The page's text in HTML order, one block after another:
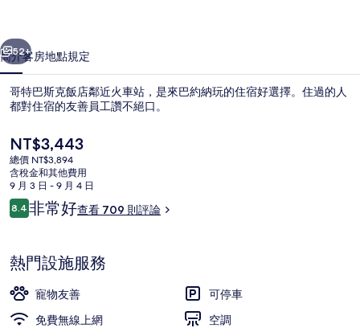
的
相
片
個 下一個
52+
簡介客房地點規定
哥特巴斯克飯店鄰近火車站，是來巴約納玩的住宿好選擇。住過的人
都對住宿的友善員工讚不絕口。
目
前
的
價
格
是
NT$3,443
總價 NT$3,894
含稅金和其他費用
9 月 3 日 - 9 月 4 日
評
論
8.48.4 分，滿分 10 分，
非常好查看 709 則評論
熱門設施服務
寵物友善
可停車
免費無線上網
空調